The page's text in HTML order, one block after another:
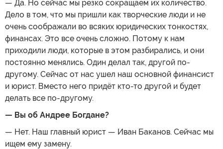
— Да. Но сейчас мы резко сокращаем их количество.
Дело в том, что мы пришли как творческие люди и не
очень соображали во всяких юридических тонкостях,
финансах. Это все очень сложно. Потому к нам
приходили люди, которые в этом разбирались, и они
постоянно менялись. Один делал так, другой по-
другому. Сейчас от нас ушел наш основной финансист
и юрист. Вместо него придёт кто-то другой и будет
делать все по-другому.
— Вы об Андрее Богдане?
— Нет. Наш главный юрист — Иван Баканов. Сейчас мы
ищем ему замену.